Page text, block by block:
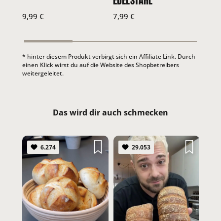
ZUM ANTWORTEN ANMELDEN
Anton Ha
ZUM ANTWORTEN ANMELDEN
Susanne Scharnhof
Super fluffige und genial schmeckende Buns. Halten klasse zu
den selbstgemachten Hamburgern.
9,99 € 7,99 €
* hinter diesem Produkt verbirgt sich ein Affiliate Link. Durch
einen Klick wirst du auf die Website des Shopbetreibers
weitergeleitet.
Das wird dir auch schmecken
6.274 29.053